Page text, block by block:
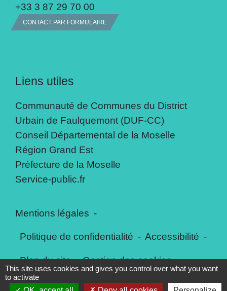
+33 3 87 29 70 00
CONTACT PAR FORMULAIRE
Liens utiles
Communauté de Communes du District
Urbain de Faulquemont (DUF-CC)
Conseil Départemental de la Moselle
Région Grand Est
Préfecture de la Moselle
Service-public.fr
Mentions légales -
Politique de confidentialité - Accessibilité -
Plan du site - Gestion des cookies
This site uses cookies and gives you control over what you want
to activate